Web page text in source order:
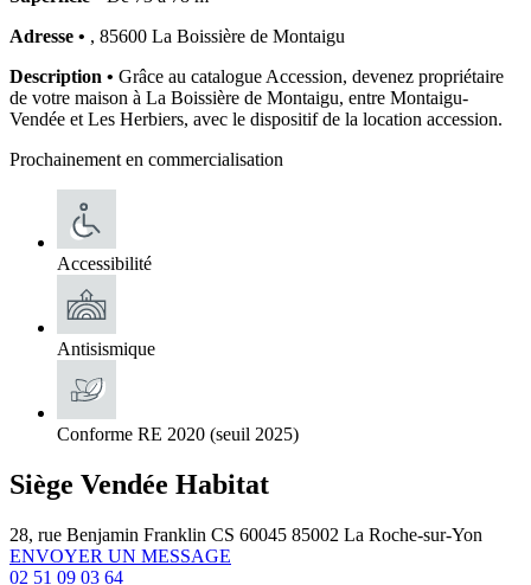
Adresse • , 85600 La Boissière de Montaigu
Description • Grâce au catalogue Accession, devenez propriétaire
de votre maison à La Boissière de Montaigu, entre Montaigu-
Vendée et Les Herbiers, avec le dispositif de la location accession.
Prochainement en commercialisation
Accessibilité
Antisismique
Conforme RE 2020 (seuil 2025)
Siège Vendée Habitat
28, rue Benjamin Franklin CS 60045 85002 La Roche-sur-Yon
ENVOYER UN MESSAGE
02 51 09 03 64